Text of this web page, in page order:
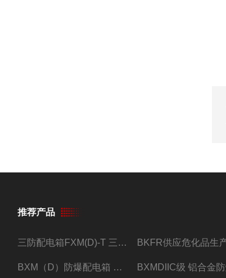
推荐产品
三防配电箱FXM(D)-T 三防型黑色工程塑料
BXM（D）防爆配电箱 防爆照明动力箱厂家 定做